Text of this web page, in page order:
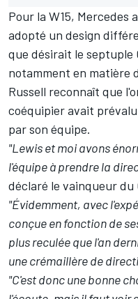
Pour la W15, Mercedes
adopté un design
que désirait le septuple
notamment en matière
Russell reconnaît que
coéquipier avait
par son équipe.
"Lewis et moi avons
l'équipe à prendre la
déclaré le vainqueur du
"Évidemment, avec
conçue en fonction de
plus reculée que l'an
une crémaillère de
"C'est donc une bonne